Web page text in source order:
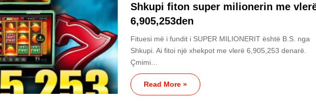
Shkupi fiton super milionerin me
6,905,253den
Fituesi më i fundit i SUPER MILIONERIT është B.S. nga
Shkupi. Ai fitoi një xhekpot me vlerë 6,905,253 denarë.
Çmimi…
Read More »